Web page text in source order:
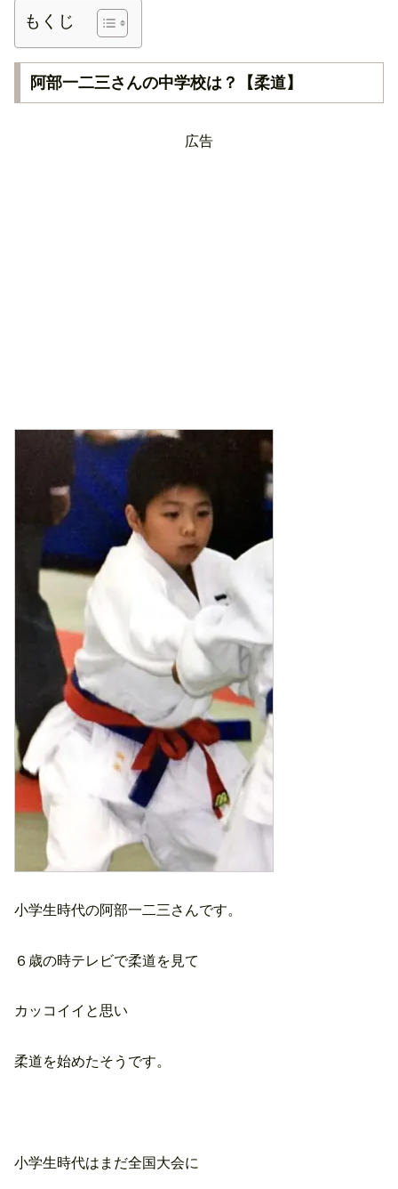
もくじ
阿部一二三さんの中学校は？【柔道】
広告
小学生時代の阿部一二三さんです。
６歳の時テレビで柔道を見て
カッコイイと思い
柔道を始めたそうです。
小学生時代はまだ全国大会に